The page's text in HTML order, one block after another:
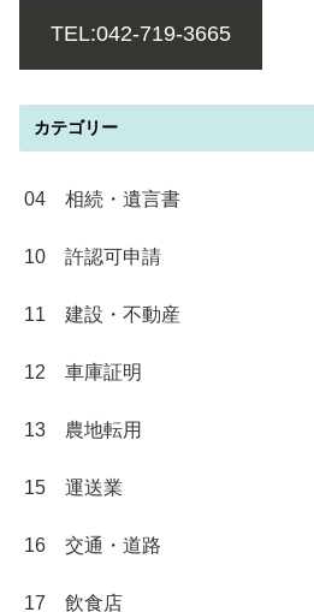
TEL:042-719-3665
カテゴリー
04 相続・遺言書
10 許認可申請
11 建設・不動産
12 車庫証明
13 農地転用
15 運送業
16 交通・道路
17 飲食店